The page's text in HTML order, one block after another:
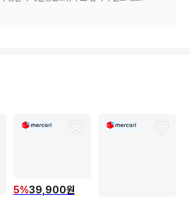
5%39,900원